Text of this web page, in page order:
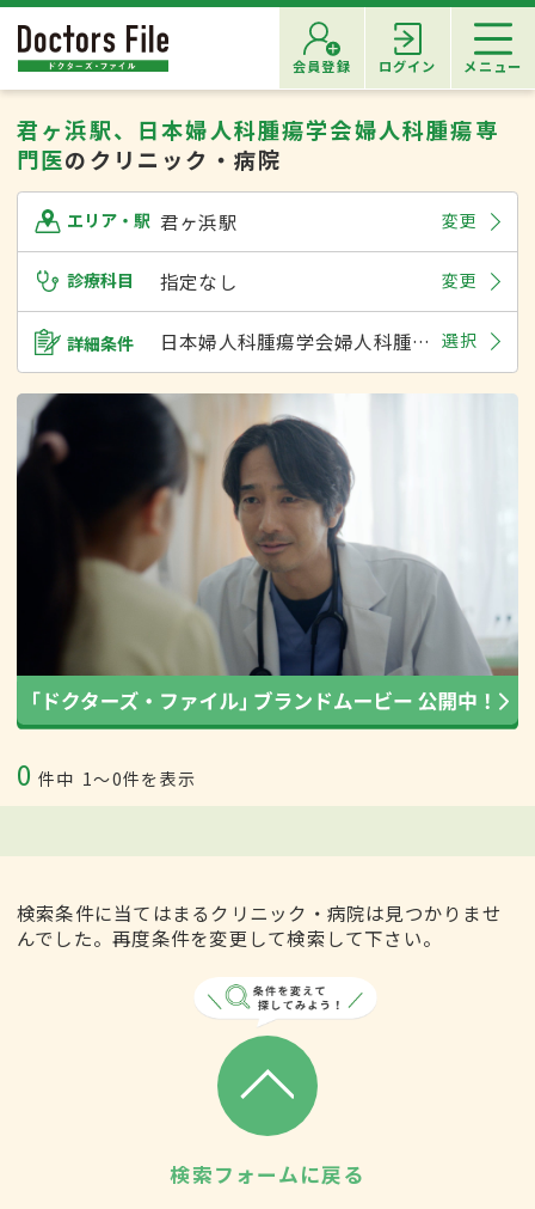
会員登録 ログイン メニュー
君ヶ浜駅、日本婦人科腫瘍学会婦人科腫瘍専
門医のクリニック・病院
エリア・駅 君ヶ浜駅 変更
診療科目 指定なし 変更
詳細条件 日本婦人科腫瘍学会婦人科腫瘍専門医 選択
0 件中 1〜0件を表示
検索条件に当てはまるクリニック・病院は見つかりませ
んでした。再度条件を変更して検索して下さい。
検索フォームに戻る